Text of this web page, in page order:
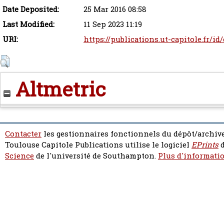
Date Deposited:
25 Mar 2016 08:58
Last Modified:
11 Sep 2023 11:19
URI:
https://publications.ut-capitole.fr/
Altmetric
Contacter les gestionnaires fonctionnels du dépôt/
Toulouse Capitole Publications utilise le logiciel EPrints
Sciencede l'université de Southampton. Plus